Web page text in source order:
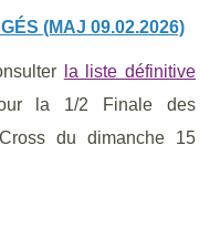
(MAJ 09.02.2026)
la liste définitive
la 1/2 Finale des
du dimanche 15